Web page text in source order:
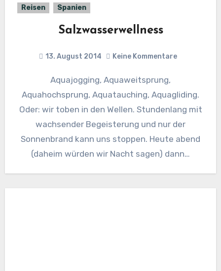
Reisen Spanien
Salzwasserwellness
13. August 2014 Keine Kommentare
Aquajogging, Aquaweitsprung,
Aquahochsprung, Aquatauching, Aquagliding.
Oder: wir toben in den Wellen. Stundenlang mit
wachsender Begeisterung und nur der
Sonnenbrand kann uns stoppen. Heute abend
(daheim würden wir Nacht sagen) dann…